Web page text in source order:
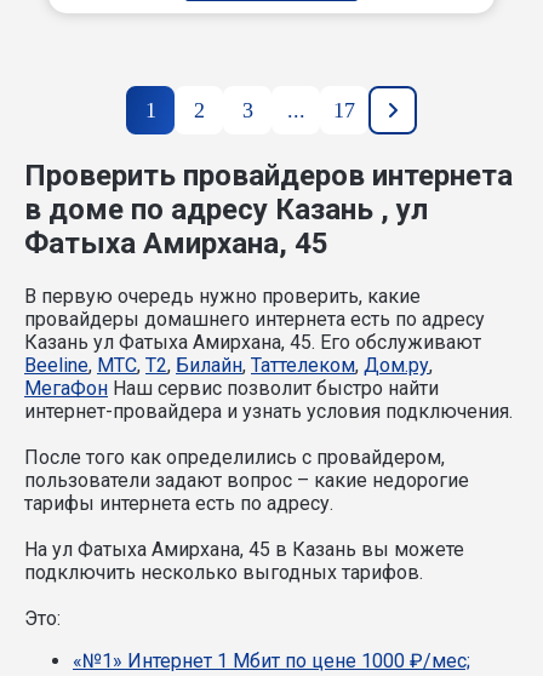
1 2 3 ... 17
Проверить провайдеров интернета
в доме по адресу Казань , ул
Фатыха Амирхана, 45
В первую очередь нужно проверить, какие
провайдеры домашнего интернета есть по адресу
Казань ул Фатыха Амирхана, 45. Его обслуживают
Beeline, МТС, T2, Билайн, Таттелеком, Дом.ру,
МегаФон Наш сервис позволит быстро найти
интернет-провайдера и узнать условия подключения.
После того как определились с провайдером,
пользователи задают вопрос – какие недорогие
тарифы интернета есть по адресу.
На ул Фатыха Амирхана, 45 в Казань вы можете
подключить несколько выгодных тарифов.
Это:
«№1» Интернет 1 Мбит по цене 1000 ₽/мес;